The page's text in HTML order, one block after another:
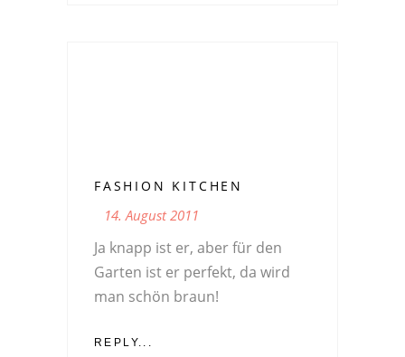
FASHION KITCHEN
14. August 2011
Ja knapp ist er, aber für den
Garten ist er perfekt, da wird
man schön braun!
REPLY...